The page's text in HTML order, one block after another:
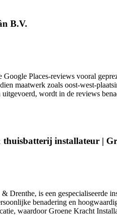
B.V.
Places-reviews vooral
maatwerk zoals oost-west-
wordt in de reviews
installateur |
is een gespecialiseerde
benadering en
waardoor Groene Kracht